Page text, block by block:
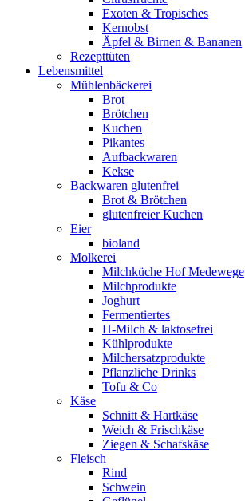
Exoten & Tropisches
Kernobst
Äpfel & Birnen & Bananen
Rezepttüten
Lebensmittel
Mühlenbäckerei
Brot
Brötchen
Kuchen
Pikantes
Aufbackwaren
Kekse
Backwaren glutenfrei
Brot & Brötchen
glutenfreier Kuchen
Eier
bioland
Molkerei
Milchküche Hof Medewege
Milchprodukte
Joghurt
Fermentiertes
H-Milch & laktosefrei
Kühlprodukte
Milchersatzprodukte
Pflanzliche Drinks
Tofu & Co
Käse
Schnitt & Hartkäse
Weich & Frischkäse
Ziegen & Schafskäse
Fleisch
Rind
Schwein